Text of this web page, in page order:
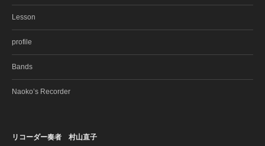
Lesson
profile
Bands
Naoko’s Recorder
リコーダー奏者 村山直子